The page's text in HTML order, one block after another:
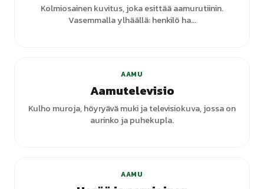
Kolmiosainen kuvitus, joka esittää aamurutiinin.
Vasemmalla ylhäällä: henkilö ha...
AAMU
Aamutelevisio
Kulho muroja, höyryävä muki ja televisiokuva, jossa on
aurinko ja puhekupla.
AAMU